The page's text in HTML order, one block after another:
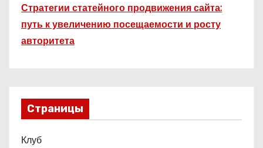
Стратегии статейного продвижения сайта:
путь к увеличению посещаемости и росту
авторитета
Страницы
Клуб